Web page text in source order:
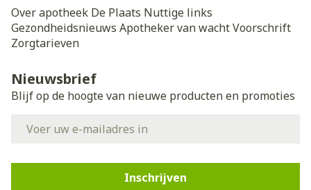
Over apotheek De Plaats Nuttige links
Gezondheidsnieuws Apotheker van wachtVoorschrift
Zorgtarieven
Nieuwsbrief
Blijf op de hoogte van nieuwe producten en promoties
Inschrijven